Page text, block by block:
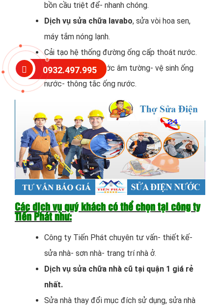
bồn cầu triệt để- nhanh chóng.
Dịch vụ sửa chữa lavabo, sửa vòi hoa sen,
máy tắm nóng lạnh.
Cải tạo hệ thống đường ống cấp thoát nước.
Lắp đặt lại ống nước âm tường- vệ sinh ống
nước- thông tắc ống nước.
Các dịch vụ quý khách có thể chọn tại công ty
Tiến Phát như:
Công ty Tiến Phát chuyên tư vấn- thiết kế-
sửa nhà- sơn nhà- trang trí nhà ở.
Dịch vụ sửa chữa nhà cũ tại quận 1 giá rẻ
nhất.
Sửa nhà thay đổi mục đích sử dụng, sửa nhà
0932.497.995